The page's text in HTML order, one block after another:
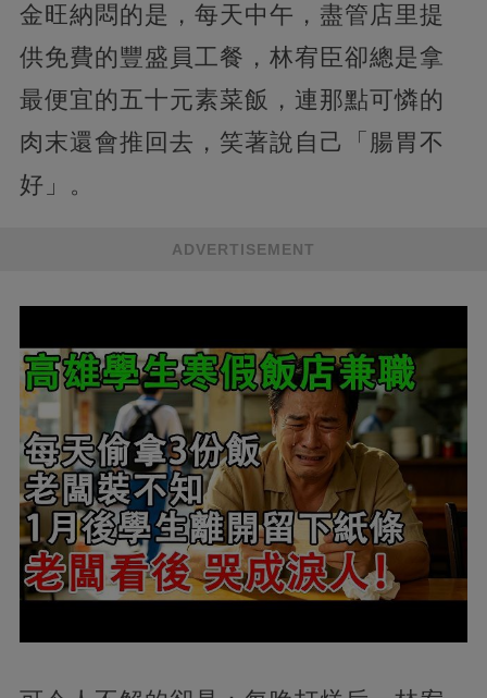
金旺納悶的是，每天中午，盡管店里提
供免費的豐盛員工餐，林宥臣卻總是拿
最便宜的五十元素菜飯，連那點可憐的
肉末還會推回去，笑著說自己「腸胃不
好」。
ADVERTISEMENT